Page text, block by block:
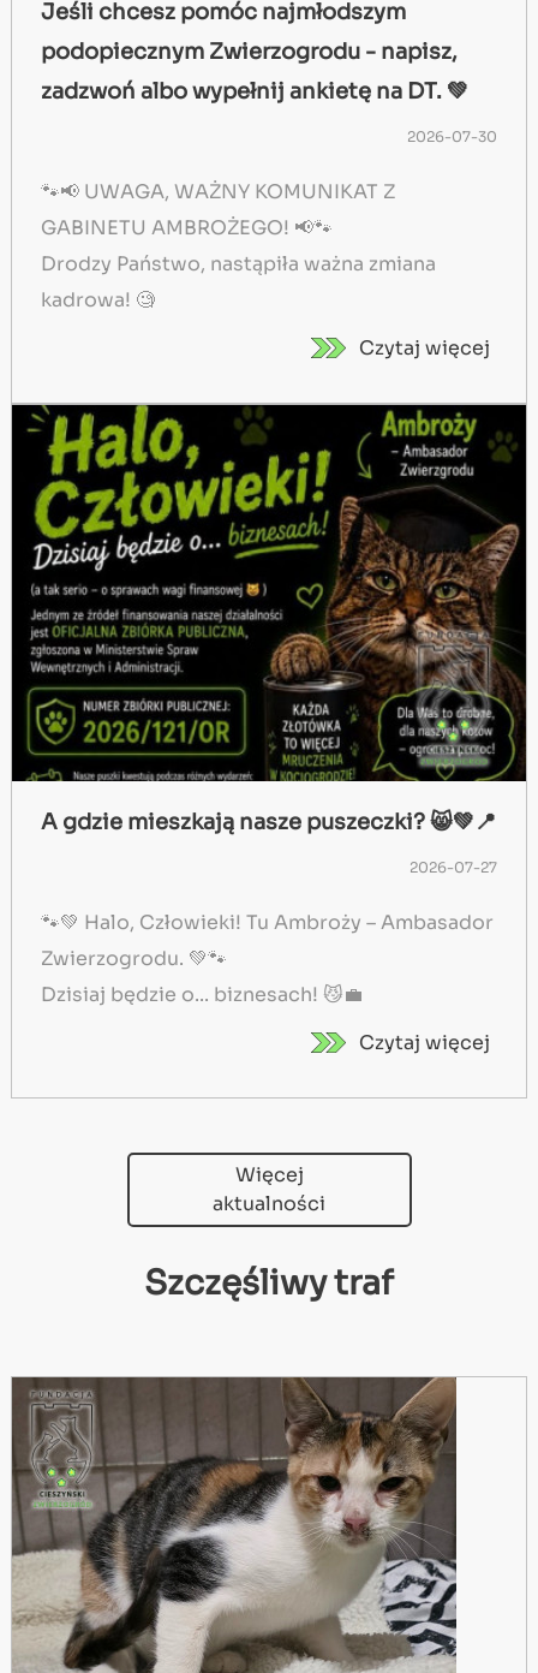
Jeśli chcesz pomóc najmłodszym
podopiecznym Zwierzogrodu - napisz,
zadzwoń albo wypełnij ankietę na DT. 💚
2026-07-30
🐾📢 UWAGA, WAŻNY KOMUNIKAT Z
GABINETU AMBROŻEGO! 📢🐾
Drodzy Państwo, nastąpiła ważna zmiana
kadrowa! 🧐
Czytaj więcej
A gdzie mieszkają nasze puszeczki? 😸💚📍
2026-07-27
🐾💚 Halo, Człowieki! Tu Ambroży – Ambasador
Zwierzogrodu. 💚🐾
Dzisiaj będzie o... biznesach! 😼💼
Czytaj więcej
Więcej
aktualności
Szczęśliwy traf